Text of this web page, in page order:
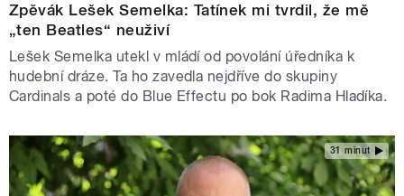
Zpěvák Lešek Semelka: Tatínek mi tvrdil, že mě
„ten Beatles“ neuživí
Lešek Semelka utekl v mládí od povolání úředníka k
hudební dráze. Ta ho zavedla nejdříve do skupiny
Cardinals a poté do Blue Effectu po bok Radima Hladíka.
31 minut